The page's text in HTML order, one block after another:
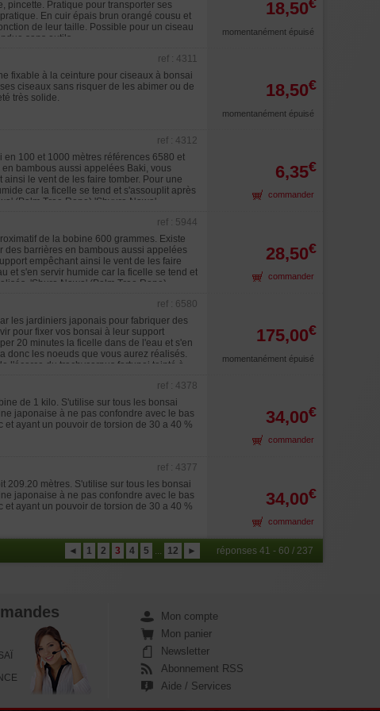
pincette. Pratique pour transporter ses
En cuir épais brun orangé cousu et
de leur taille. Possible pour un ciseau
sans outils.
18,50
momentanément épuisé
ref : 4311
fixable à la ceinture pour ciseaux à bonsai
ciseaux sans risquer de les abimer ou de
très solide.
18,50€
momentanément épuisé
ref : 4312
100 et 1000 mètres références 6580 et
bambous aussi appelées Baki, vous
le vent de les faire tomber. Pour une
car la ficelle se tend et s'assouplit après
(Palm Tree Rope) 'Shyuro Nawa'.
la quadrupler selon la force que vous
et se couvrira de mousse si elle est en
6,35€
commander
ref : 5944
de la bobine 600 grammes. Existe
barrières en bambous aussi appelées
empêchant ainsi le vent de les faire
et s'en servir humide car la ficelle se tend et
'Shuro Nawa' (Palm Tree Rope)
faudra la doubler voire la quadrupler selon
si bien installée et se couvrira de
28,50€
commander
ref : 6580
les jardiniers japonais pour fabriquer des
pour fixer vos bonsai à leur support
20 minutes la ficelle dans de l'eau et s'en
donc les noeuds que vous aurez réalisés.
l'écorce du trachycarpus fortunei teinté à
nawa peut tenir plusieurs années si
de la bobine 4.65 kilos.
175,00€
momentanément épuisé
ref : 4378
de 1 kilo. S'utilise sur tous les bonsai
japonaise à ne pas confondre avec le bas
ayant un pouvoir de torsion de 30 a 40 %
34,00€
commander
ref : 4377
209.20 mètres. S'utilise sur tous les bonsai
japonaise à ne pas confondre avec le bas
ayant un pouvoir de torsion de 30 a 40 %
34,00€
commander
◄ 1 2 3 4 5 ... 12 ► réponses 41 - 60 / 237
Mon compte
Mon panier
Newsletter
Abonnement RSS
Aide / Services